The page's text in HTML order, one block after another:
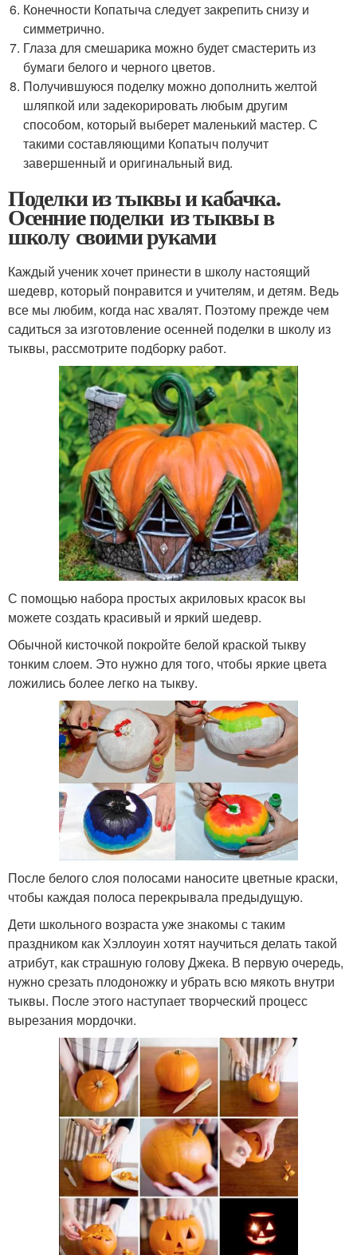
Конечности Копатыча следует закрепить снизу и
симметрично.
Глаза для смешарика можно будет смастерить из
бумаги белого и черного цветов.
Получившуюся поделку можно дополнить желтой
шляпкой или задекорировать любым другим
способом, который выберет маленький мастер. С
такими составляющими Копатыч получит
завершенный и оригинальный вид.
Поделки из тыквы и кабачка.
Осенние поделки из тыквы в
школу своими руками
Каждый ученик хочет принести в школу настоящий
шедевр, который понравится и учителям, и детям. Ведь
все мы любим, когда нас хвалят. Поэтому прежде чем
садиться за изготовление осенней поделки в школу из
тыквы, рассмотрите подборку работ.
С помощью набора простых акриловых красок вы
можете создать красивый и яркий шедевр.
Обычной кисточкой покройте белой краской тыкву
тонким слоем. Это нужно для того, чтобы яркие цвета
ложились более легко на тыкву.
После белого слоя полосами наносите цветные краски,
чтобы каждая полоса перекрывала предыдущую.
Дети школьного возраста уже знакомы с таким
праздником как Хэллоуин хотят научиться делать такой
атрибут, как страшную голову Джека. В первую очередь,
нужно срезать плодоножку и убрать всю мякоть внутри
тыквы. После этого наступает творческий процесс
вырезания мордочки.